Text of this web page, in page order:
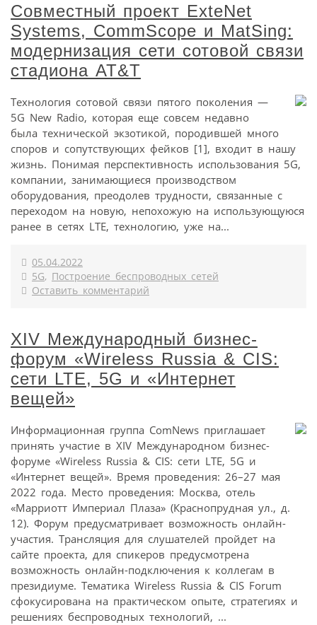
Совместный проект ExteNet
Systems, CommScope и MatSing:
модернизация сети сотовой связи
стадиона AT&T
Технология сотовой связи пятого поколения —
5G New Radio, которая еще совсем недавно
была технической экзотикой, породившей много
споров и сопутствующих фейков [1], входит в нашу
жизнь. Понимая перспективность использования 5G,
компании, занимающиеся производством
оборудования, преодолев трудности, связанные с
переходом на новую, непохожую на использующуюся
ранее в сетях LTE, технологию, уже на...
05.04.2022
5G, Построение беспроводных сетей
Оставить комментарий
XIV Международный бизнес-
форум «Wireless Russia & CIS:
сети LTE, 5G и «Интернет
вещей»
Информационная группа ComNews приглашает
принять участие в XIV Международном бизнес-
форуме «Wireless Russia & CIS: сети LTE, 5G и
«Интернет вещей». Время проведения: 26–27 мая
2022 года. Место проведения: Москва, отель
«Марриотт Империал Плаза» (Краснопрудная ул., д.
12). Форум предусматривает возможность онлайн-
участия. Трансляция для слушателей пройдет на
сайте проекта, для спикеров предусмотрена
возможность онлайн-подключения к коллегам в
президиуме. Тематика Wireless Russia & CIS Forum
сфокусирована на практическом опыте, стратегиях и
решениях беспроводных технологий, ...